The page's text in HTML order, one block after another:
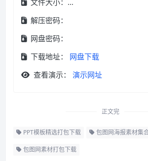
解压密码：
网盘密码：
下载地址：
网盘下载
查看演示：
演示网址
正文完
PPT模板精选打包下载 包图网海报素材集
包图网素材打包下载